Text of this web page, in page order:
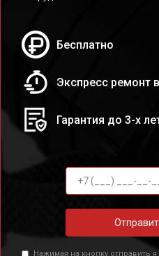
Бесплатно
Экспресс ремонт
Гарантия до 3-х
Нажимая на кнопку отправить